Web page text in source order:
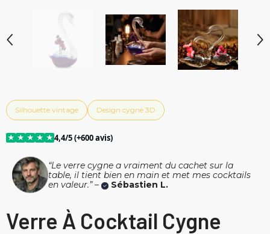
Silhouette vintage Design cygne 3D
★ ★ ★ ★ ★4,4/5 (+600 avis)
“Le verre cygne a vraiment du cachet sur la
table, il tient bien en main et met mes cocktails
en valeur.” –
Sébastien L.
Verre À Cocktail Cygne